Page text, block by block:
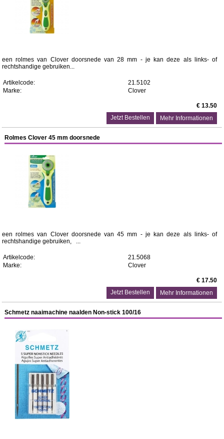
een rolmes van Clover doorsnede van 28 mm - je kan deze als links- of
rechtshandige gebruiken...
Artikelcode:
21.5102
Marke:
Clover
€ 13.50
Mehr Informationen
Rolmes Clover 45 mm doorsnede
een rolmes van Clover doorsnede van 45 mm - je kan deze als links- of
rechtshandige gebruiken, ...
Artikelcode:
21.5068
Marke:
Clover
€ 17.50
Mehr Informationen
Schmetz naaimachine naalden Non-stick 100/16